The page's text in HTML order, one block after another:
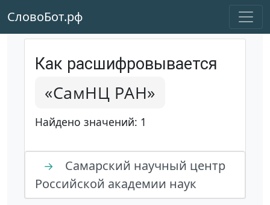
СловоБот.рф
Как расшифровывается
«СамНЦ РАН»
Найдено значений: 1
→
Самарский научный центр
Российской академии наук